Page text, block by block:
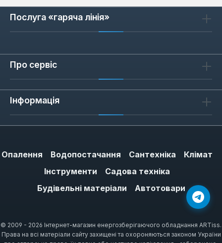
Послуга «гаряча лінія»
Про сервіс
Інформація
Опалення Водопостачання Сантехніка
Клімат
Інструменти
Садова техніка
Будівельні матеріали
Автотовари
© 2009 - 2026 Інтернет-магазин енергозберігаючого обладнання ARTiss.
Права на всі матеріали сайту захищені та охороняються законом України